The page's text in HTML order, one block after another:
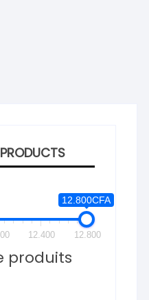
12.800CFA
12.400 12.800
produits